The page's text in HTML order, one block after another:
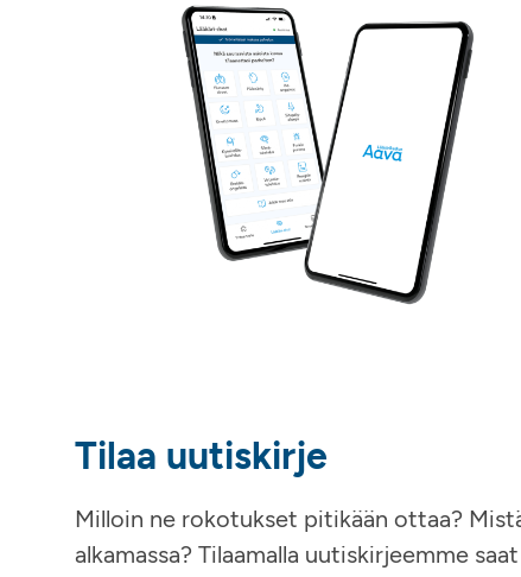
Tilaa uutiskirje
Milloin ne rokotukset pitikään ottaa?
alkamassa? Tilaamalla uutiskirjeemme